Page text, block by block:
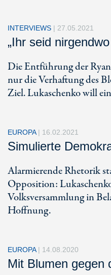
INTERVIEWS | 27.05.2021
„Ihr seid
Die Entführung der
nur die Verhaftung des
Ziel. Lukaschenko will
EUROPA | 16.02.2021
Simulierte
Alarmierende Rhetorik
Opposition:
Volksversammlung in
Hoffnung.
EUROPA | 14.08.2020
Mit Blumen gegen